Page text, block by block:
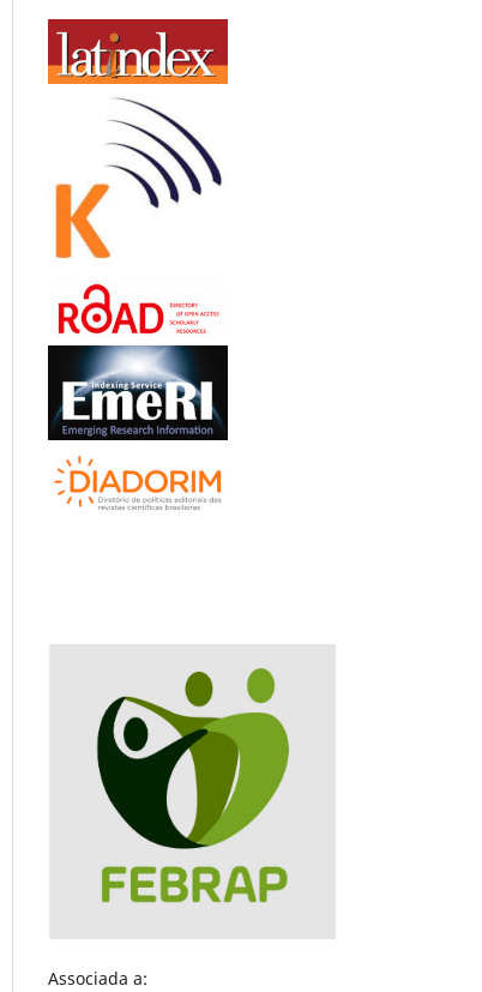
Associada a: